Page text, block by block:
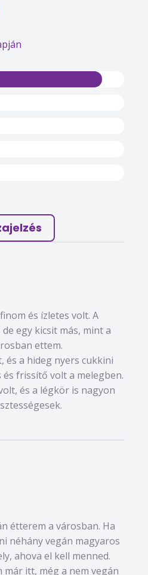
és ízletes volt. A
egy kicsit más, mint a
ettem.
és a hideg nyers cukkini
frissítő volt a melegben.
és a légkör is nagyon
étterem a városban. Ha
néhány vegán magyaros
ahova el kell menned.
itt, még a nem vegán